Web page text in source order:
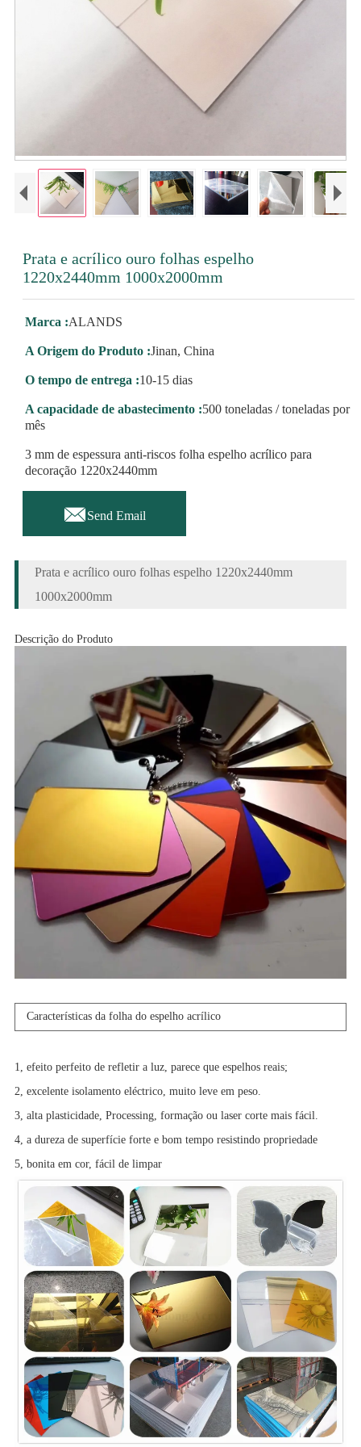
Prata e acrílico ouro folhas espelho
1220x2440mm 1000x2000mm
Marca :ALANDS
A Origem do Produto :Jinan, China
O tempo de entrega :10-15 dias
A capacidade de abastecimento :500 toneladas / toneladas por
mês
3 mm de espessura anti-riscos folha espelho acrílico para
decoração 1220x2440mm
Send Email
Prata e acrílico ouro folhas espelho 1220x2440mm
1000x2000mm
Descrição do Produto
Características da folha do espelho acrílico
1, efeito perfeito de refletir a luz, parece que espelhos reais;
2, excelente isolamento eléctrico, muito leve em peso.
3, alta plasticidade, Processing, formação ou laser corte mais fácil.
4, a dureza de superfície forte e bom tempo resistindo propriedade
5, bonita em cor, fácil de limpar